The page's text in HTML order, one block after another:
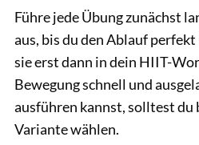
Führe jede Übung zunächst
aus, bis du den Ablauf
sie erst dann in dein HIIT-
Bewegung schnell und
ausführen kannst, solltest du
Variante wählen.